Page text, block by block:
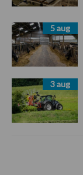
5 aug
3 aug